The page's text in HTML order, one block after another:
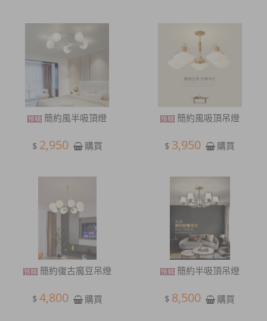
簡約風半吸頂燈
$ 2,950 購買
簡約風吸頂吊燈
$ 3,950 購買
簡約復古魔豆吊燈
$ 4,800 購買
簡約半吸頂吊燈
$ 8,500 購買